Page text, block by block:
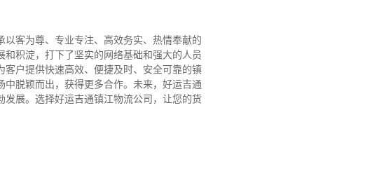
以客为尊、专业专注、高效务实、热情奉献的
积淀，打下了坚实的网络基础和强大的人员
户提供快速高效、便捷及时、安全可靠的镇
脱颖而出，获得更多合作。 未来，好运吉通
展。选择好运吉通镇江物流公司，让您的货